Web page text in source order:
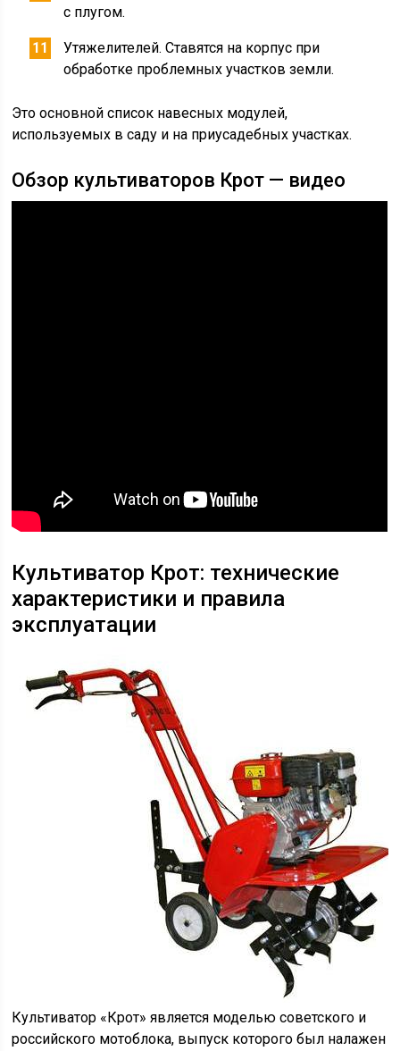
с плугом.
Утяжелителей. Ставятся на корпус при
обработке проблемных участков земли.
Это основной список навесных модулей,
используемых в саду и на приусадебных участках.
Обзор культиваторов Крот — видео
Культиватор Крот: технические
характеристики и правила
эксплуатации
Культиватор «Крот» является моделью советского и
российского мотоблока, выпуск которого был налажен